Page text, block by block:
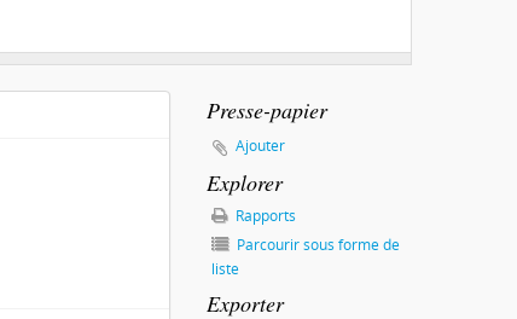
Presse-papier
Ajouter
Explorer
Rapports
Parcourir sous forme de
liste
Exporter